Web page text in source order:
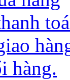
hàng.